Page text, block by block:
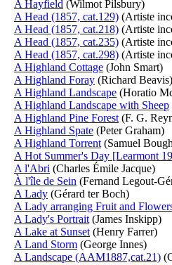
A Hayfield (Wilmot Pilsbury)
A Head (1857, cat.129) (Artiste
A Head (1857, cat.218) (Artiste
A Head (1857, cat.235) (Artiste
A Head (1857, cat.298) (Artiste
A Highland Cottage (John Smart)
A Highland Foray (Richard Beavis)
A Highland Landscape (Horatio
A Highland Landscape with Sheep
A Highland Pine Forest (F. G.
A Highland Spate (Peter Graham)
A Highland Torrent (Samuel
A Hot Summer's Day [Learmont
A l'Abri (Charles Émile Jacque)
À l'île de Sein (Fernand Legout-
A Lady (Gérard ter Boch)
A Lady arranging Fruit and
A Lady's Portrait (James Inskipp)
A Lake at Sunset (Henry Farrer)
A Land Storm (George Innes)
A Landscape (AAM1887,cat.21)